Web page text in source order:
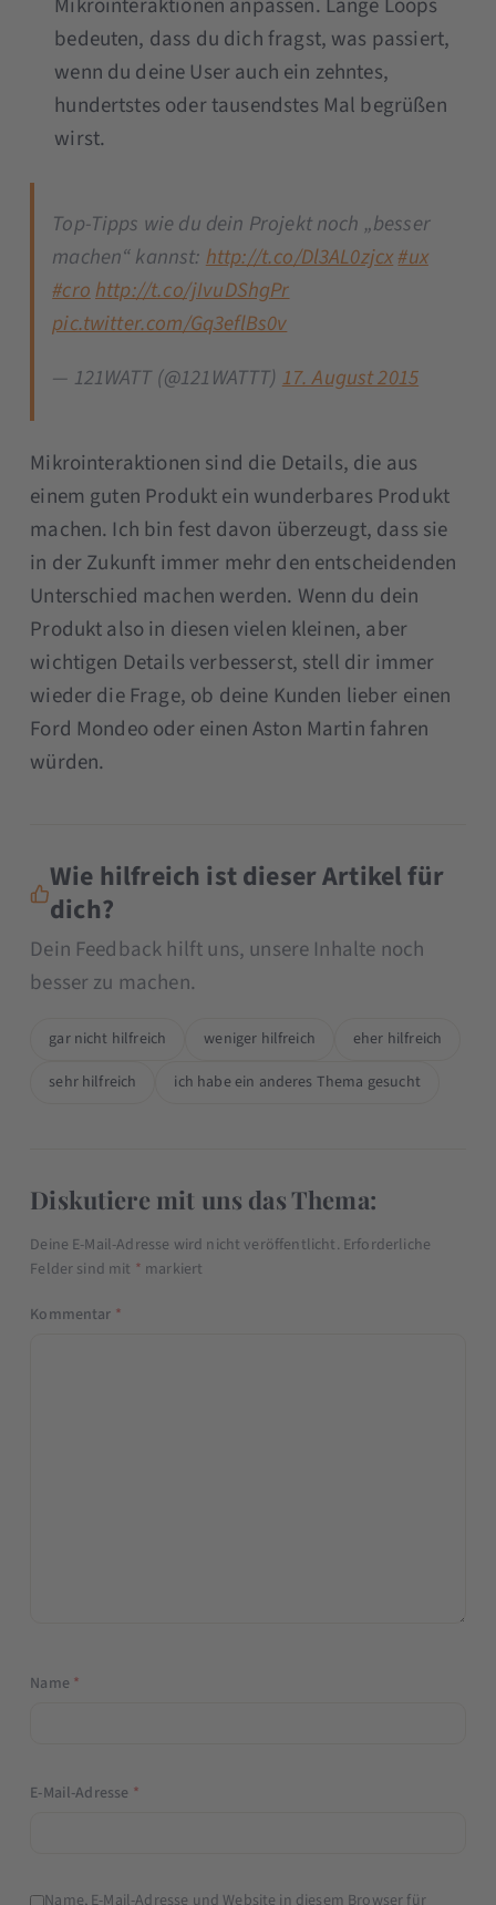
Mikrointeraktionen anpassen. Lange Loops
bedeuten, dass du dich fragst, was passiert,
wenn du deine User auch ein zehntes,
hundertstes oder tausendstes Mal begrüßen
wirst.
Top-Tipps wie du dein Projekt noch „besser
machen“ kannst: http://t.co/Dl3AL0zjcx#ux
#crohttp://t.co/jIvuDShgPr
pic.twitter.com/Gq3eflBs0v
— 121WATT (@121WATTT) 17. August 2015
Mikrointeraktionen sind die Details, die aus
einem guten Produkt ein wunderbares Produkt
machen. Ich bin fest davon überzeugt, dass sie
in der Zukunft immer mehr den entscheidenden
Unterschied machen werden. Wenn du dein
Produkt also in diesen vielen kleinen, aber
wichtigen Details verbesserst, stell dir immer
wieder die Frage, ob deine Kunden lieber einen
Ford Mondeo oder einen Aston Martin fahren
würden.
Wie hilfreich ist dieser Artikel für
dich?
Dein Feedback hilft uns, unsere Inhalte noch
besser zu machen.
gar nicht hilfreich weniger hilfreich
eher hilfreich
sehr hilfreich
ich habe ein anderes Thema gesucht
Diskutiere mit uns das Thema:
Deine E-Mail-Adresse wird nicht veröffentlicht. Erforderliche
Felder sind mit * markiert
Kommentar *
Name *
E-Mail-Adresse *